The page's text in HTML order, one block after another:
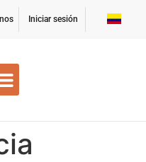
Iniciar sesión